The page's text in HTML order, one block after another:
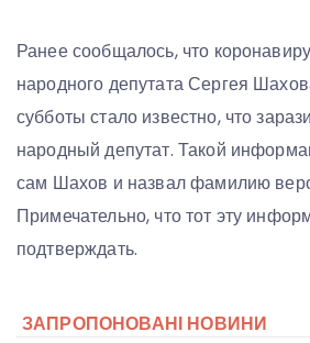
Ранее сообщалось, что
народного депутата Сергея
субботы стало известно, что
народный депутат. Такой
сам Шахов и назвал фамилию
Примечательно, что тот эту
подтверждать.